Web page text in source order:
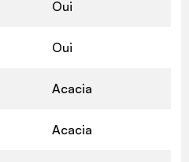
Oui
Oui
Acacia
Acacia